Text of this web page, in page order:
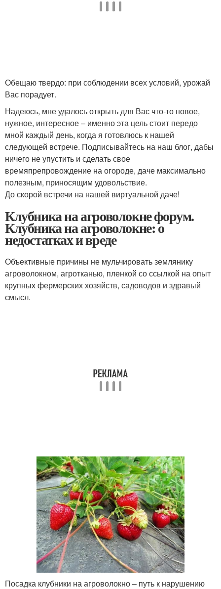
Обещаю твердо: при соблюдении всех условий, урожай
Вас порадует.
Надеюсь, мне удалось открыть для Вас что-то новое,
нужное, интересное – именно эта цель стоит передо
мной каждый день, когда я готовлюсь к нашей
следующей встрече. Подписывайтесь на наш блог, дабы
ничего не упустить и сделать свое
времяпрепровождение на огороде, даче максимально
полезным, приносящим удовольствие.
До скорой встречи на нашей виртуальной даче!
Клубника на агроволокне форум.
Клубника на агроволокне: о
недостатках и вреде
Объективные причины не мульчировать землянику
агроволокном, агротканью, пленкой со ссылкой на опыт
крупных фермерских хозяйств, садоводов и здравый
смысл.
Посадка клубники на агроволокно – путь к нарушению